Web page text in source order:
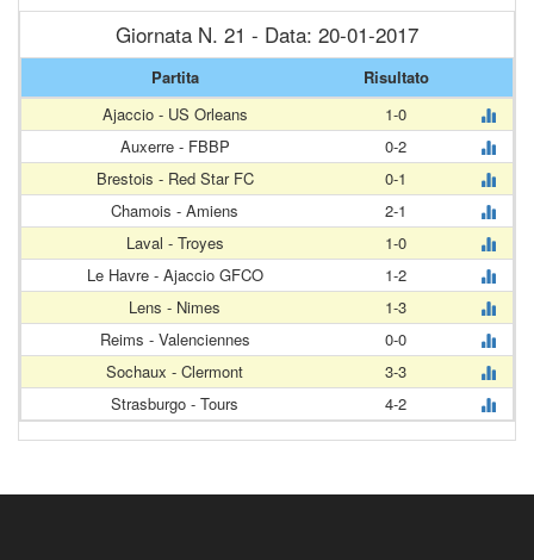
Giornata N. 21 - Data: 20-01-2017
Partita
Risultato
Ajaccio - US Orleans
1-0
Auxerre - FBBP
0-2
Brestois - Red Star FC
0-1
Chamois - Amiens
2-1
Laval - Troyes
1-0
Le Havre - Ajaccio GFCO
1-2
Lens - Nimes
1-3
Reims - Valenciennes
0-0
Sochaux - Clermont
3-3
Strasburgo - Tours
4-2